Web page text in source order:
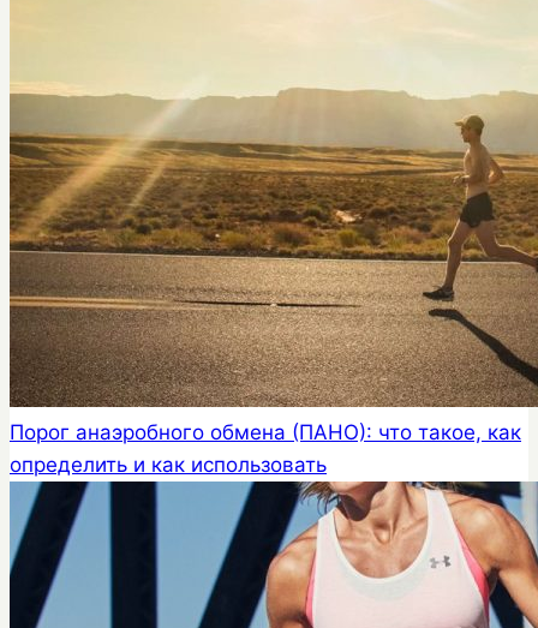
Порог анаэробного обмена (ПАНО): что такое, как
определить и как использовать